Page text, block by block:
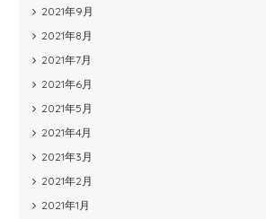
2021年9月
2021年8月
2021年7月
2021年6月
2021年5月
2021年4月
2021年3月
2021年2月
2021年1月